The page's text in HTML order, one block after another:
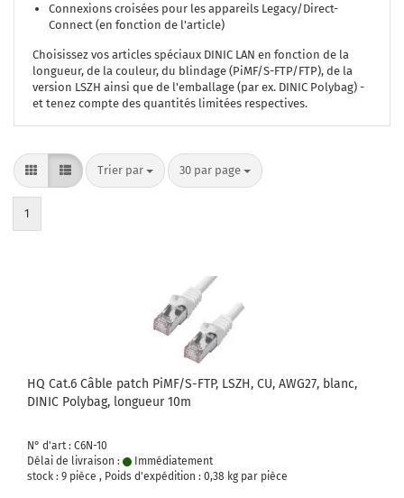
Connexions croisées pour les appareils Legacy/Direct-
Connect (en fonction de l'article)
Choisissez vos articles spéciaux DINIC LAN en fonction de la
longueur, de la couleur, du blindage (PiMF/S-FTP/FTP), de la
version LSZH ainsi que de l'emballage (par ex. DINIC Polybag) -
et tenez compte des quantités limitées respectives.
Trier par
Trier par 30 par page
par page
1
HQ Cat.6 Câble patch PiMF/S-FTP, LSZH, CU, AWG27, blanc,
DINIC Polybag, longueur 10m
N° d'art : C6N-10
Délai de livraison :
Immédiatement
stock : 9 pièce , Poids d'expédition : 0,38 kg par pièce